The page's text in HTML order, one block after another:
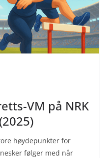
VM på NRK
høydepunkter for
følger med når